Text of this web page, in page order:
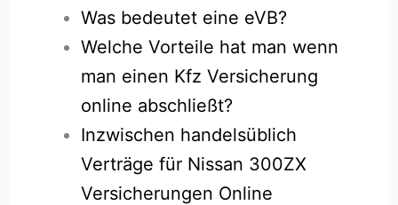
Was bedeutet eine eVB?
Welche Vorteile hat man wenn
man einen Kfz Versicherung
online abschließt?
Inzwischen handelsüblich
Verträge für Nissan 300ZX
Versicherungen Online